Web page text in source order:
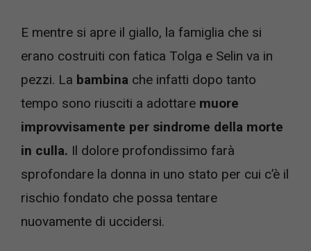
E mentre si apre il giallo, la famiglia che si
erano costruiti con fatica Tolga e Selin va in
pezzi. La bambina che infatti dopo tanto
tempo sono riusciti a adottare muore
improvvisamente per sindrome della morte
in culla. Il dolore profondissimo farà
sprofondare la donna in uno stato per cui c’è il
rischio fondato che possa tentare
nuovamente di uccidersi.